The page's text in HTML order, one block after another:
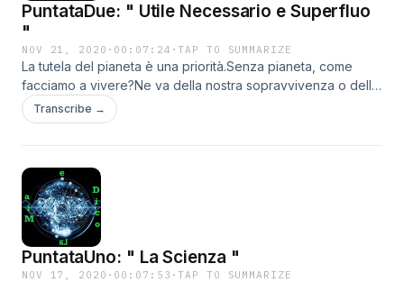
PuntataDue: " Utile Necessario e Superfluo
"
NOV 21, 2020 · 00:07:24 ·TAP TO SUMMARIZE
La tutela del pianeta è una priorità.Senza pianeta, come
facciamo a vivere?Ne va della nostra sopravvivenza o della
nostra estinzione.
Transcribe →
PuntataUno: " La Scienza "
NOV 17, 2020 · 00:07:53 ·TAP TO SUMMARIZE